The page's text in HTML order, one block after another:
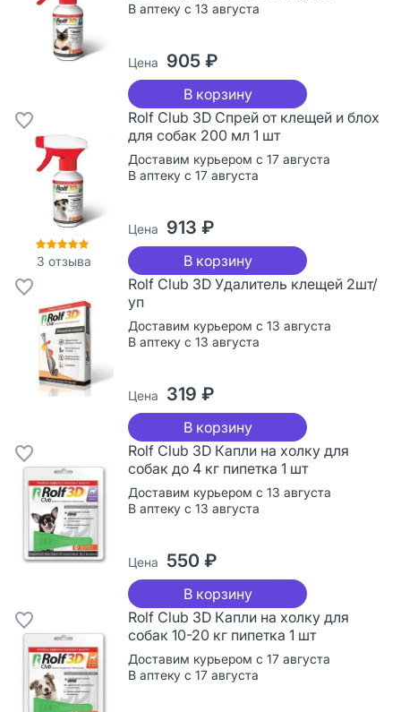
В аптеку с 13 августа
Цена 905 ₽
В корзину
3 отзыва
Rolf Club 3D Спрей от клещей и блох
для собак 200 мл 1 шт
Доставим курьером с 17 августа
В аптеку с 17 августа
Цена 913 ₽
В корзину
Rolf Club 3D Удалитель клещей 2шт/
уп
Доставим курьером с 13 августа
В аптеку с 13 августа
Цена 319 ₽
В корзину
Rolf Club 3D Капли на холку для
собак до 4 кг пипетка 1 шт
Доставим курьером с 13 августа
В аптеку с 13 августа
Цена 550 ₽
В корзину
Rolf Club 3D Капли на холку для
собак 10-20 кг пипетка 1 шт
Доставим курьером с 17 августа
В аптеку с 17 августа